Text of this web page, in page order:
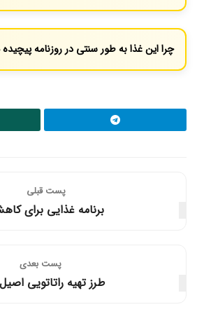
این حال، منبع خوبی از پروتئین (از ماهی) و
سیب‌زمینی) نیز هست و مصرف متعادل آن
چرا این غذا به طور سنتی در روزنامه
مخصوص چاپ‌نشده استفاده می‌شود که گاهی
روی آن‌ها طرح روزنامه چاپ می‌کنند.
پست قبلی
برنامه غذایی برای
پست‌ بعدی
طرز تهیه راتاتویی